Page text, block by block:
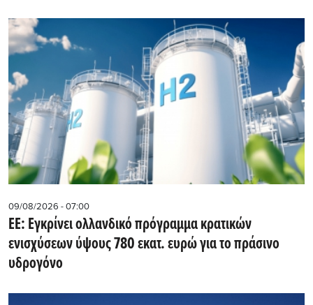
09/08/2026 - 07:00
ΕΕ: Εγκρίνει ολλανδικό πρόγραμμα κρατικών
ενισχύσεων ύψους 780 εκατ. ευρώ για το πράσινο
υδρογόνο